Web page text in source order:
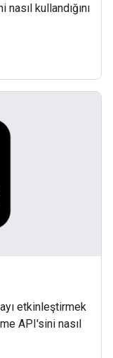
kullandığını
etkinleştirmek
API'sini nasıl